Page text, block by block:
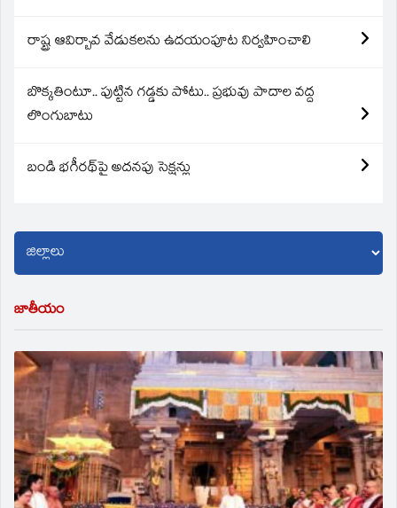
రాష్ట్ర ఆవిర్బావ వేడుకలను ఉదయంపూట నిర్వహించాలి
బొక్కతింటూ.. పుట్టిన గడ్డకు పోటు.. ప్రభువు పాదాల వద్ద
లొంగుబాటు
బండి భగీరథ్‌పై అదనపు సెక్షన్లు
జాతీయం